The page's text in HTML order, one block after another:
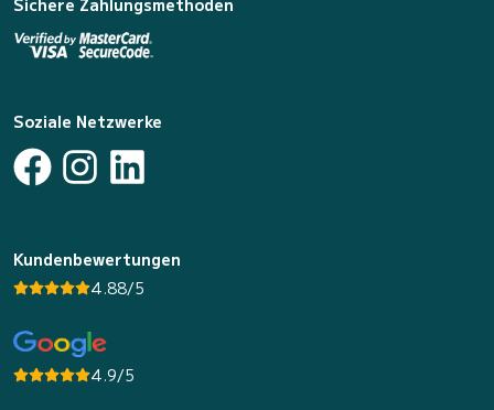
Soziale Netzwerke
Kundenbewertungen
4.88/5
4.9/5